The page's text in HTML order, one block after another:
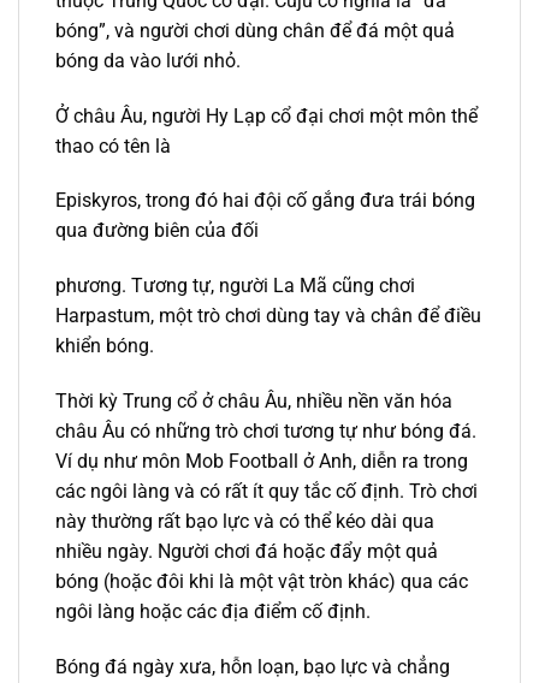
bóng”, và người chơi dùng chân để đá một quả
bóng da vào lưới nhỏ.
Ở châu Âu, người Hy Lạp cổ đại chơi một môn thể
thao có tên là
Episkyros, trong đó hai đội cố gắng đưa trái bóng
qua đường biên của đối
phương. Tương tự, người La Mã cũng chơi
Harpastum, một trò chơi dùng tay và chân để điều
khiển bóng.
Thời kỳ Trung cổ ở châu Âu, nhiều nền văn hóa
châu Âu có những trò chơi tương tự như bóng đá.
Ví dụ như môn Mob Football ở Anh, diễn ra trong
các ngôi làng và có rất ít quy tắc cố định. Trò chơi
này thường rất bạo lực và có thể kéo dài qua
nhiều ngày. Người chơi đá hoặc đẩy một quả
bóng (hoặc đôi khi là một vật tròn khác) qua các
ngôi làng hoặc các địa điểm cố định.
Bóng đá ngày xưa, hỗn loạn, bạo lực và chẳng